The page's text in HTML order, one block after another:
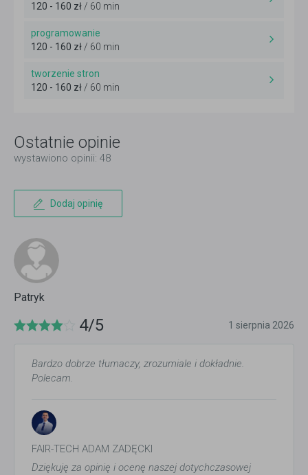
120 - 160 zł / 60 min
programowanie
120 - 160 zł / 60 min
tworzenie stron
120 - 160 zł / 60 min
Ostatnie opinie
wystawiono opinii: 48
Dodaj opinię
Patryk
4/5 1 sierpnia 2026
Bardzo dobrze tłumaczy, zrozumiale i dokładnie.
Polecam.
FAIR-TECH ADAM ZADĘCKI
Dziękuję za opinię i ocenę naszej dotychczasowej